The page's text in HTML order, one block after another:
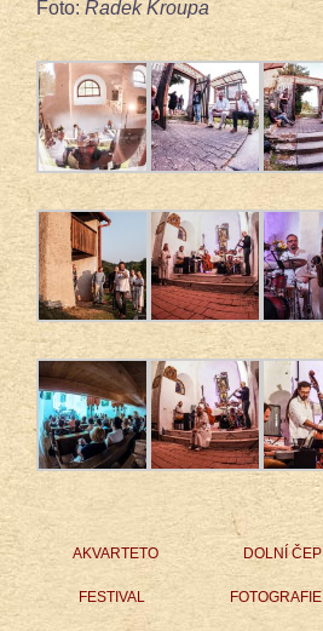
Foto: Radek Kroupa
AKVARTETO DOLNÍ ČEPÍ
FESTIVAL FOTOGRAFIE